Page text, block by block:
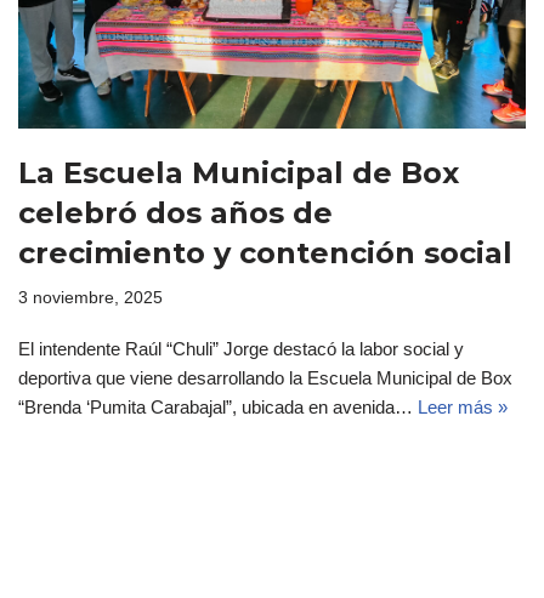
La Escuela Municipal de Box
celebró dos años de
crecimiento y contención social
3 noviembre, 2025
El intendente Raúl “Chuli” Jorge destacó la labor social y
deportiva que viene desarrollando la Escuela Municipal de Box
“Brenda ‘Pumita Carabajal”, ubicada en avenida… Leer más »